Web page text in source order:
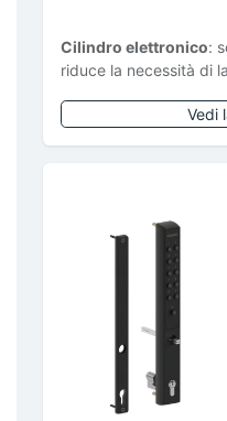
Cilindro elettronico:
riduce la necessità di
Vedi